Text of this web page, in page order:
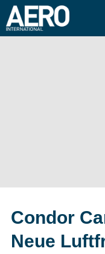
Condor
Neue